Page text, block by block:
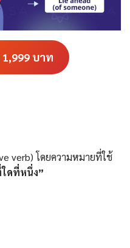
1,999 บาท
verb) โดยความหมายที่ใช้
ใดที่หนึ่ง”